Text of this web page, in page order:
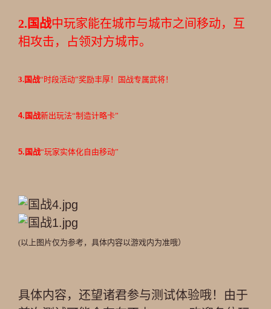
2.国战中玩家能在城市与城市之间移动，互
相攻击，占领对方城市。
3.国战“时段活动”奖励丰厚！国战专属武将！
4.国战新出玩法“制造计略卡”
5.国战“玩家实体化自由移动”
(以上图片仅为参考，具体内容以游戏内为准哦）
具体内容，还望诸君参与测试体验哦！由于